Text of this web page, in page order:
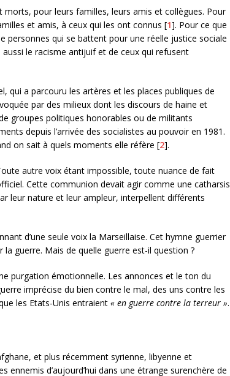
pour leurs familles, leurs amis et collègues. Pour
et amis, à ceux qui les ont connus [1]. Pour ce que
personnes qui se battent pour une réelle justice sociale
le racisme antijuif et de ceux qui refusent
qui a parcouru les artères et les places publiques de
par des milieux dont les discours de haine et
groupes politiques honorables ou de militants
depuis l’arrivée des socialistes au pouvoir en 1981.
on sait à quels moments elle réfère [2].
autre voix étant impossible, toute nuance de fait
Cette communion devait agir comme une catharsis
leur nature et leur ampleur, interpellent différents
d’une seule voix la Marseillaise. Cet hymne guerrier
guerre. Mais de quelle guerre est-il question ?
purgation émotionnelle. Les annonces et le ton du
imprécise du bien contre le mal, des uns contre les
les Etats-Unis entraient « en guerre contre la terreur ».
et plus récemment syrienne, libyenne et
d’aujourd’hui dans une étrange surenchère de